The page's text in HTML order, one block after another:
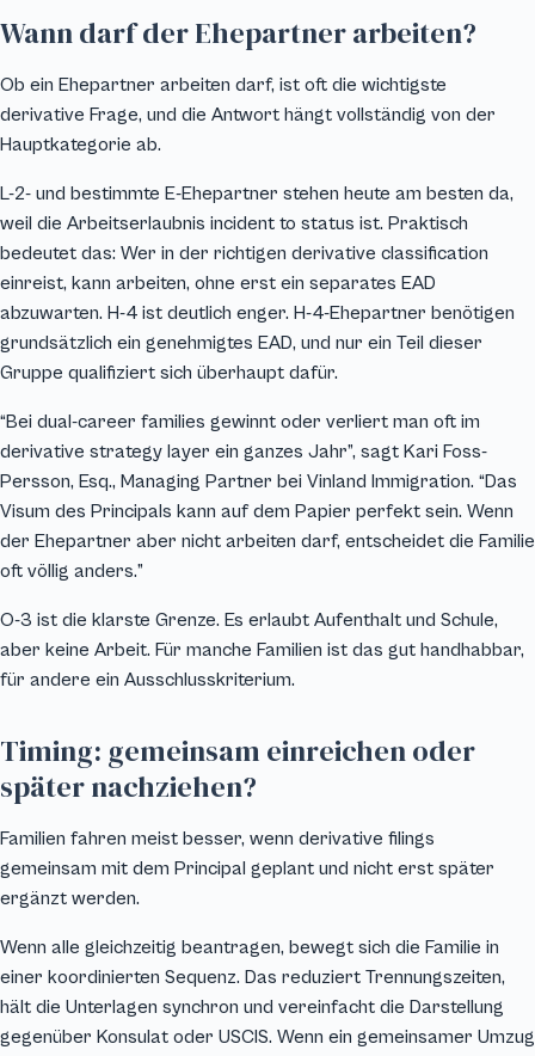
Wann darf der Ehepartner arbeiten?
Ob ein Ehepartner arbeiten darf, ist oft die wichtigste
derivative Frage, und die Antwort hängt vollständig von der
Hauptkategorie ab.
L-2- und bestimmte E-Ehepartner stehen heute am besten da,
weil die Arbeitserlaubnis incident to status ist. Praktisch
bedeutet das: Wer in der richtigen derivative classification
einreist, kann arbeiten, ohne erst ein separates EAD
abzuwarten. H-4 ist deutlich enger. H-4-Ehepartner benötigen
grundsätzlich ein genehmigtes EAD, und nur ein Teil dieser
Gruppe qualifiziert sich überhaupt dafür.
“Bei dual-career families gewinnt oder verliert man oft im
derivative strategy layer ein ganzes Jahr”, sagt Kari Foss-
Persson, Esq., Managing Partner bei Vinland Immigration. “Das
Visum des Principals kann auf dem Papier perfekt sein. Wenn
der Ehepartner aber nicht arbeiten darf, entscheidet die Familie
oft völlig anders.”
O-3 ist die klarste Grenze. Es erlaubt Aufenthalt und Schule,
aber keine Arbeit. Für manche Familien ist das gut handhabbar,
für andere ein Ausschlusskriterium.
Timing: gemeinsam einreichen oder
später nachziehen?
Familien fahren meist besser, wenn derivative filings
gemeinsam mit dem Principal geplant und nicht erst später
ergänzt werden.
Wenn alle gleichzeitig beantragen, bewegt sich die Familie in
einer koordinierten Sequenz. Das reduziert Trennungszeiten,
hält die Unterlagen synchron und vereinfacht die Darstellung
gegenüber Konsulat oder USCIS. Wenn ein gemeinsamer Umzug